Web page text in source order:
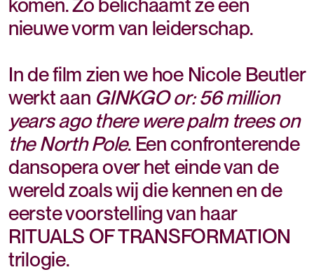
komen. Zo belichaamt ze een
nieuwe vorm van leiderschap.
In de film zien we hoe Nicole Beutler
werkt aan GINKGO or: 56 million
years ago there were palm trees on
the North Pole. Een confronterende
dansopera over het einde van de
wereld zoals wij die kennen en de
eerste voorstelling van haar
RITUALS OF TRANSFORMATION
trilogie.